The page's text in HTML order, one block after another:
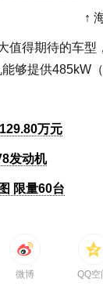
↑
得期待的车型
够提供485kW
万元
发动机
限量60台
微博 QQ空